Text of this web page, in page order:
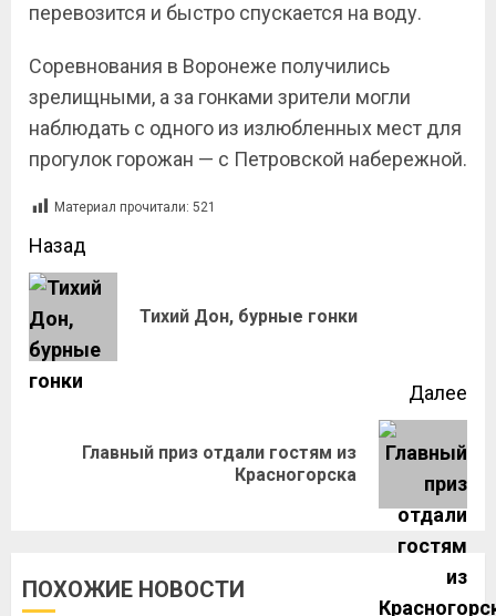
перевозится и быстро спускается на воду.
Соревнования в Воронеже получились
зрелищными, а за гонками зрители могли
наблюдать с одного из излюбленных мест для
прогулок горожан — с Петровской набережной.
Материал прочитали: 521
Назад
Тихий Дон, бурные гонки
Далее
Главный приз отдали гостям из
Красногорска
ПОХОЖИЕ НОВОСТИ